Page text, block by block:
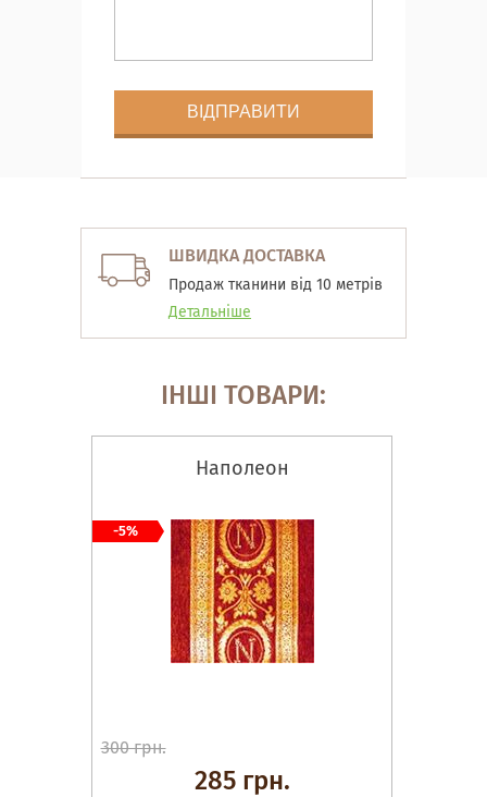
ШВИДКА ДОСТАВКА
Продаж тканини від 10 метрів
Детальніше
ІНШІ ТОВАРИ:
Наполеон
300 грн.
285 грн.
-5%